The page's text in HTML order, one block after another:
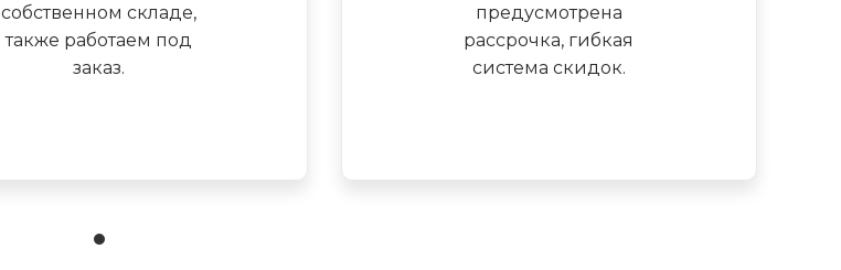
собственном складе,
также работаем под
заказ.
предусмотрена
рассрочка, гибкая
система скидок.